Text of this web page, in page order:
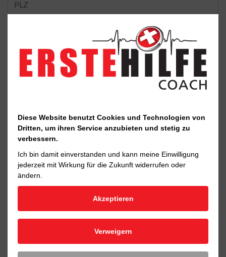
Kosten werden über die Firma bzw. BG abgerechnet
Kurs
Ersthelfende
Gebühr 55,00 EUR
Diese Website benutzt Cookies und Technologien von
Dritten, um ihren Service anzubieten und stetig zu
verbessern.
Ich bin damit einverstanden und kann meine Einwilligung
jederzeit mit Wirkung für die Zukunft widerrufen oder
ändern.
Akzeptieren
Verweigern